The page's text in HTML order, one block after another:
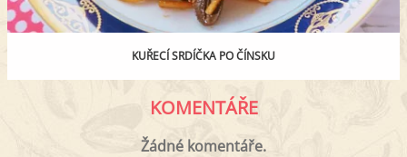
KUŘECÍ SRDÍČKA PO ČÍNSKU
KOMENTÁŘE
Žádné komentáře.